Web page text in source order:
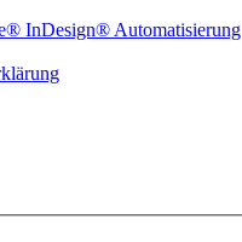
InDesign® Automatisierung